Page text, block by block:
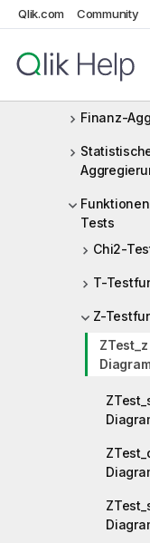
Qlik.com Community
Einfache
Finanz-
Tests
Chi2-
T-
Z-